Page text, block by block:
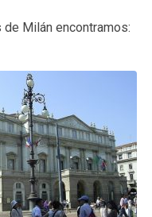
Milán encontramos: